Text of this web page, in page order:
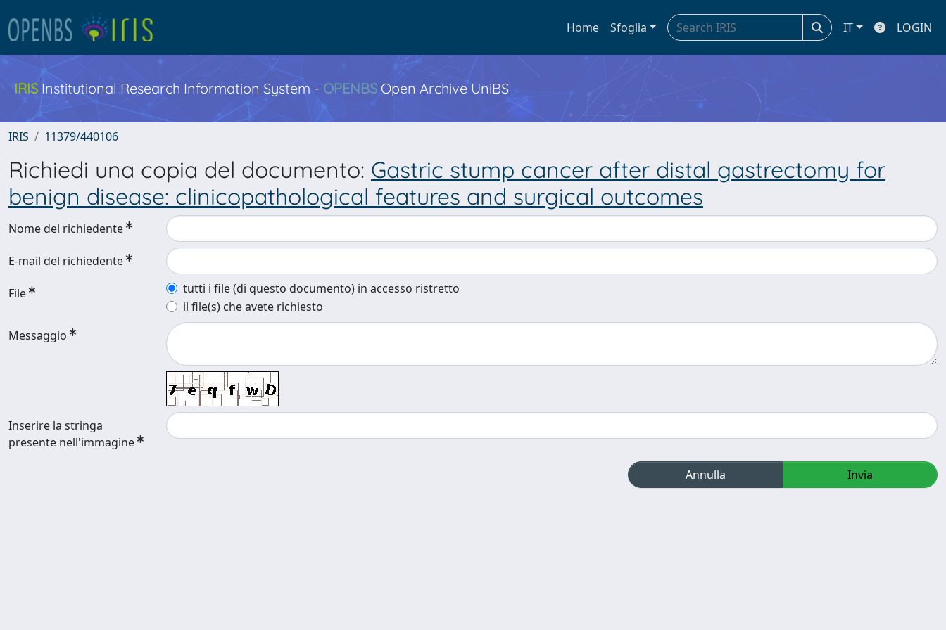
Home Sfoglia IT LOGIN
IRIS Institutional Research Information System - OPENBS Open Archive UniBS
IRIS 11379/440106
Richiedi una copia del documento: Gastric stump cancer after distal gastrectomy for
benign disease: clinicopathological features and surgical outcomes
Nome del richiedente
E-mail del richiedente
File
tutti i file (di questo documento) in accesso ristretto
il file(s) che avete richiesto
Messaggio
Inserire la stringa
presente nell'immagine
Annulla Invia